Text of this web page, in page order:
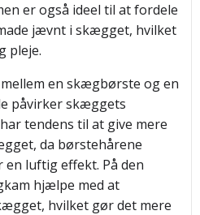
er også ideel til at fordele
jævnt i skægget, hvilket
pleje.
en skægbørste og en
påvirker skæggets
tendens til at give mere
da børstehårene
luftig effekt. På den
hjælpe med at
hvilket gør det mere